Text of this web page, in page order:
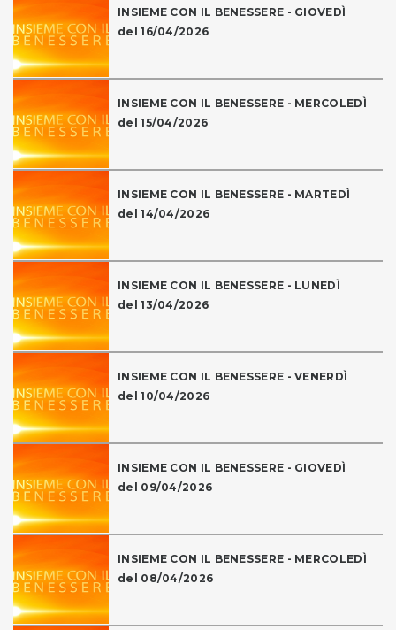
INSIEME CON IL BENESSERE - GIOVEDÌ
del 16/04/2026
INSIEME CON IL BENESSERE - MERCOLEDÌ
del 15/04/2026
INSIEME CON IL BENESSERE - MARTEDÌ
del 14/04/2026
INSIEME CON IL BENESSERE - LUNEDÌ
del 13/04/2026
INSIEME CON IL BENESSERE - VENERDÌ
del 10/04/2026
INSIEME CON IL BENESSERE - GIOVEDÌ
del 09/04/2026
INSIEME CON IL BENESSERE - MERCOLEDÌ
del 08/04/2026